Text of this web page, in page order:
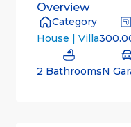
Overview
Category
House | Villa
2 BathroomsN